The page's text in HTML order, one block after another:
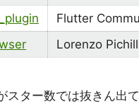
Flutter
Lorenzo
ター数では抜きん出て